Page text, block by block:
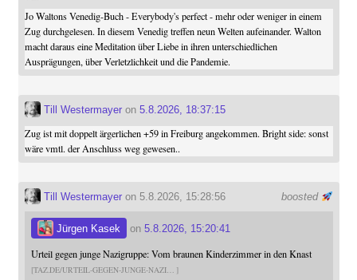
Jo Waltons Venedig-Buch - Everybody's perfect - mehr oder weniger in einem
Zug durchgelesen. In diesem Venedig treffen neun Welten aufeinander. Walton
macht daraus eine Meditation über Liebe in ihren unterschiedlichen
Ausprägungen, über Verletzlichkeit und die Pandemie.
Till Westermayeron 5.8.2026, 18:37:15
Zug ist mit doppelt ärgerlichen +59 in Freiburg angekommen. Bright side: sonst
wäre vmtl. der Anschluss weg gewesen..
boosted
Till Westermayeron 5.8.2026, 15:28:56
Jürgen Kasek on 5.8.2026, 15:20:41
Urteil gegen junge Nazigruppe: Vom braunen Kinderzimmer in den Knast
TAZ.DE/URTEIL-GEGEN-JUNGE-NAZI